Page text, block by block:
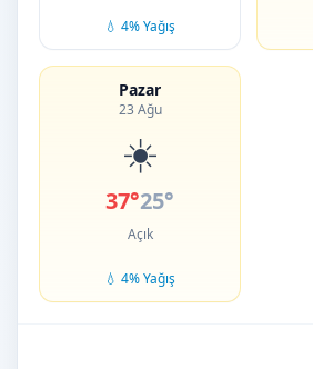
💧 4% Yağış
Pazar
23 Ağu
☀️
37°25°
Açık
💧 4% Yağış